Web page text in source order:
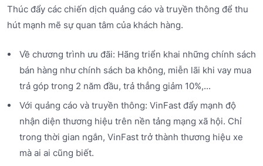
Thúc đẩy các chiến dịch quảng cáo và truyền thông để thu
hút mạnh mẽ sự quan tâm của khách hàng.
Về chương trình ưu đãi: Hãng triển khai những chính sách
bán hàng như chính sách ba không, miễn lãi khi vay mua
trả góp trong 2 năm đầu, trả thẳng giảm 10%,...
Với quảng cáo và truyền thông: VinFast đẩy mạnh độ
nhận diện thương hiệu trên nền tảng mạng xã hội. Chỉ
trong thời gian ngắn, VinFast trở thành thương hiệu xe
mà ai ai cũng biết.